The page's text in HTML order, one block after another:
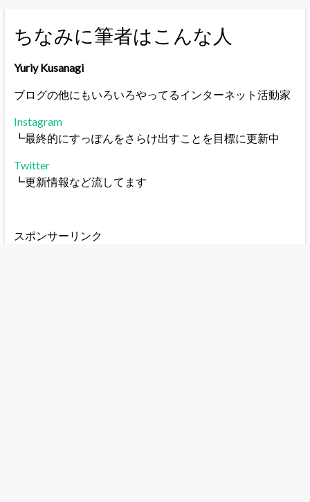
ちなみに筆者はこんな人
Yuriy Kusanagi
ブログの他にもいろいろやってるインターネット活動家
Instagram
┗最終的にすっぽんをさらけ出すことを目標に更新中
Twitter
┗更新情報など流してます
スポンサーリンク